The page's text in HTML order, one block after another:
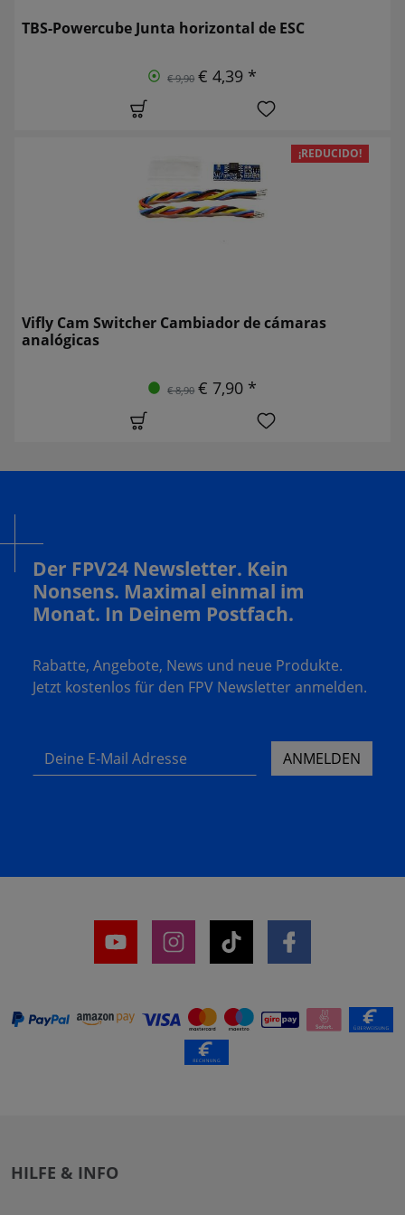
TBS-Powercube Junta horizontal de ESC
€ 9,90 € 4,39 *
¡REDUCIDO!
Vifly Cam Switcher Cambiador de cámaras
analógicas
€ 8,90 € 7,90 *
Der FPV24 Newsletter. Kein
Nonsens. Maximal einmal im
Monat. In Deinem Postfach.
Rabatte, Angebote, News und neue Produkte.
Jetzt kostenlos für den FPV Newsletter anmelden.
Deine E-Mail Adresse ANMELDEN
HILFE & INFO